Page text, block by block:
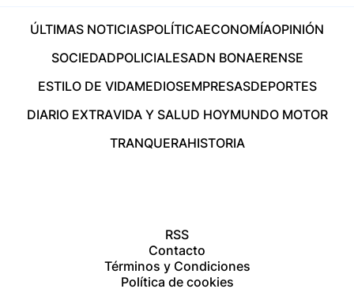
ÚLTIMAS NOTICIASPOLÍTICAECONOMÍAOPINIÓN
SOCIEDADPOLICIALESADN BONAERENSE
ESTILO DE VIDAMEDIOSEMPRESASDEPORTES
DIARIO EXTRAVIDA Y SALUD HOYMUNDO MOTOR
TRANQUERAHISTORIA
RSS
Contacto
Términos y Condiciones
Política de cookies